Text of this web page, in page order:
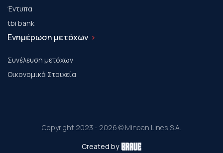
Έντυπα
tbi bank
Ενημέρωση μετόχων
Συνέλευση μετόχων
Οικονομικά Στοιχεία
Copyright 2023 - 2026 © Minoan Lines S.A.
Created by